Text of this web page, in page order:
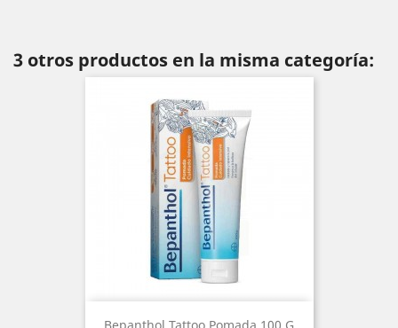
3 otros productos en la misma categoría: